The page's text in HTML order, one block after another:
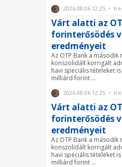
2026.08.06 12:25 •
Várt alatti az
forinterősödés
eredményeit
Az OTP Bank a
konszolidált korrigált
havi speciális tételeket
milliárd forint ...
2026.08.06 12:25 •
Várt alatti az
forinterősödés
eredményeit
Az OTP Bank a
konszolidált korrigált
havi speciális tételeket
milliárd forint ...